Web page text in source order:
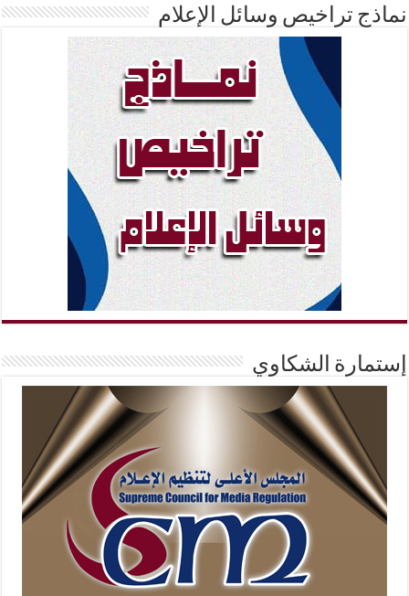
نماذج تراخيص وسائل الإعلام
إستمارة الشكاوي